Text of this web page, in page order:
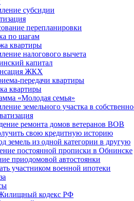
субсидии
перепланировки
по шагам
квартиры
налогового вычета
капитал
ЖКХ
передачи квартиры
квартиры
«Молодая семья»
земельного участка в
ремонта домов ветеранов ВОВ
свою кредитную историю
земель из одной категории в другую
постоянной прописки в Обнинске
приодомовой автостоянки
участником военной ипотеки
кодекс РФ